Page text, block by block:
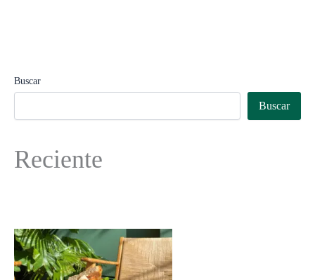
Buscar
Buscar
Reciente